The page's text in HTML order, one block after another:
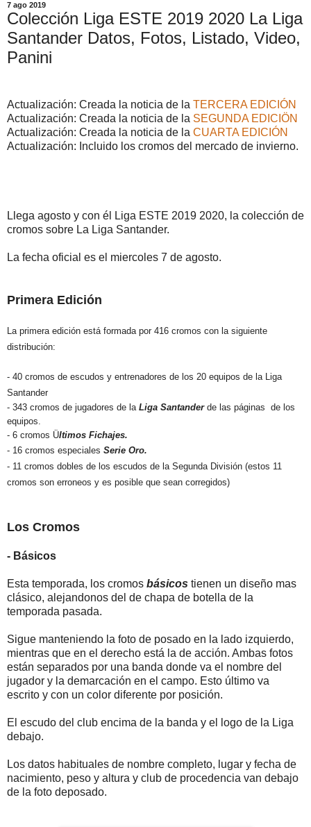
7 ago 2019
Colección Liga ESTE 2019 2020 La Liga
Santander Datos, Fotos, Listado, Video,
Panini
Actualización: Creada la noticia de la TERCERA EDICIÓN
Actualización: Creada la noticia de la SEGUNDA EDICIÖN
Actualización: Creada la noticia de la CUARTA EDICIÓN
Actualización: Incluido los cromos del mercado de invierno.
Llega agosto y con él Liga ESTE 2019 2020, la colección de
cromos sobre La Liga Santander.
La fecha oficial es el miercoles 7 de agosto.
Primera Edición
La primera edición está formada por 416 cromos con la siguiente
distribución:
- 40 cromos de escudos y entrenadores de los 20 equipos de la Liga
Santander
- 343 cromos de jugadores de la Liga Santanderde las páginas de los
equipos.
- 6 cromos Ültimos Fichajes.
- 16 cromos especiales Serie Oro.
- 11 cromos dobles de los escudos de la Segunda División (estos 11
cromos son erroneos y es posible que sean corregidos)
Los Cromos
- Básicos
Esta temporada, los cromos básicos tienen un diseño mas
clásico, alejandonos del de chapa de botella de la
temporada pasada.
Sigue manteniendo la foto de posado en la lado izquierdo,
mientras que en el derecho está la de acción. Ambas fotos
están separados por una banda donde va el nombre del
jugador y la demarcación en el campo. Esto último va
escrito y con un color diferente por posición.
El escudo del club encima de la banda y el logo de la Liga
debajo.
Los datos habituales de nombre completo, lugar y fecha de
nacimiento, peso y altura y club de procedencia van debajo
de la foto deposado.